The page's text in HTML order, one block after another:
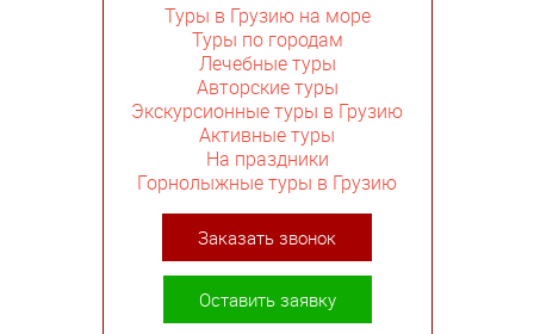
Туры в Грузию на море
Туры по городам
Лечебные туры
Авторские туры
Экскурсионные туры в Грузию
Активные туры
На праздники
Горнолыжные туры в Грузию
Заказать звонок
Оставить заявку